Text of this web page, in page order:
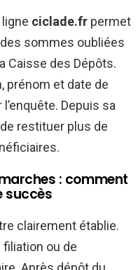
ciclade.fr permet
sommes oubliées
Caisse des Dépôts.
prénom et date de
Depuis sa
restituer plus de
: comment
succès
clairement établie.
ou de